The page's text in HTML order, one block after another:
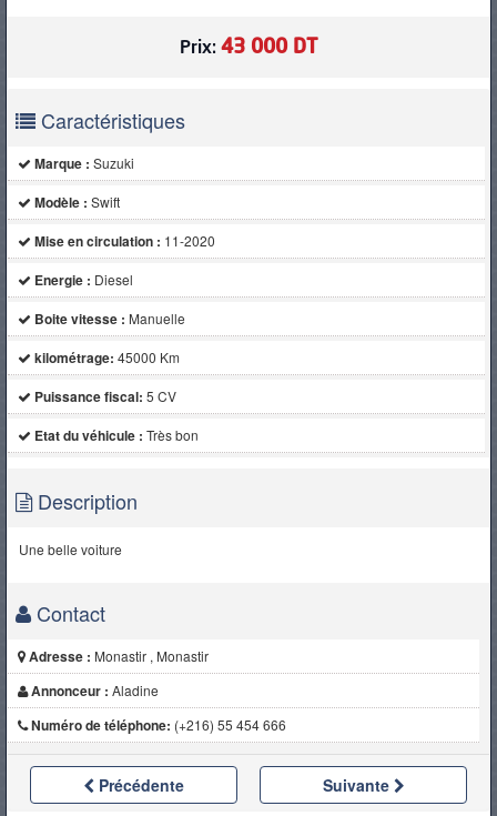
Prix: 43 000 DT
Caractéristiques
Marque : Suzuki
Modèle : Swift
Mise en circulation : 11-2020
Energie : Diesel
Boite vitesse : Manuelle
kilométrage: 45000 Km
Puissance fiscal: 5 CV
Etat du véhicule : Très bon
Description
Une belle voiture
Contact
Adresse : Monastir , Monastir
Annonceur : Aladine
Numéro de téléphone: (+216) 55 454 666
Précédente Suivante